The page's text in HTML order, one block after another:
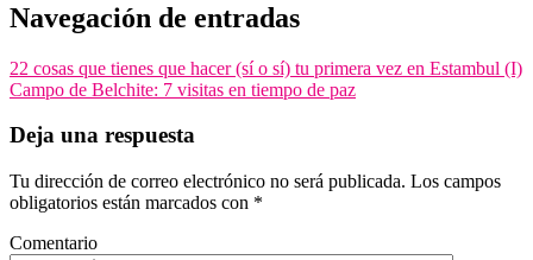
Navegación de entradas
22 cosas que tienes que hacer (sí o sí) tu primera vez en Estambul (I)
Campo de Belchite: 7 visitas en tiempo de paz
Deja una respuesta
Tu dirección de correo electrónico no será publicada. Los campos
obligatorios están marcados con *
Comentario